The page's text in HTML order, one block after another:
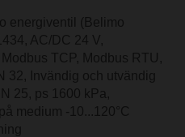
energiventil (Belimo
AC/DC 24 V,
TCP, Modbus RTU,
32, Invändig och utvändig
25, ps 1600 kPa,
medium -10...120°C